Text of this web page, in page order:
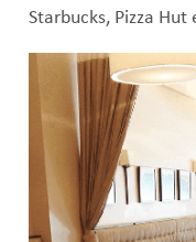
Starbucks, Pizza